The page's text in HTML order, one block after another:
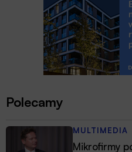
Polecamy
MULTIMEDIA
Mikrofirmy